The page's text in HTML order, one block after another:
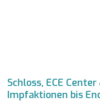
Schloss, ECE
Impfaktionen bis